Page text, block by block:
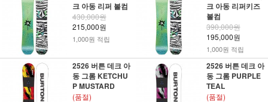
크 아동 리퍼 볼컴
430,000원
215,000원
1,000원 적립
크 아동 리퍼키즈
볼컴
390,000원
195,000원
1,000원 적립
2526 버튼 데크 아
동 그롬 KETCHU
P MUSTARD
(품절)
2526 버튼 데크 아
동 그롬 PURPLE
TEAL
(품절)